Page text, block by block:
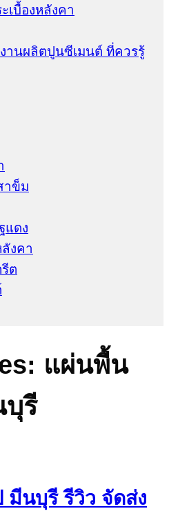
เบื้องหลังคา
านผลิตปูนซีเมนต์ ที่ควรรู้
าข็ม
แดง
ลังคา
ต
แผ่นพื้น
บุรี
มีนบุรี รีวิว จัดส่ง